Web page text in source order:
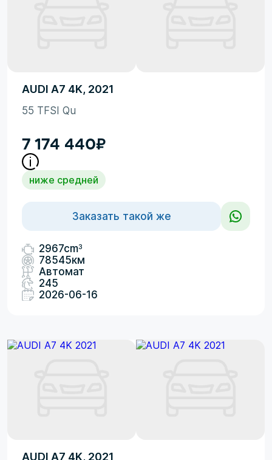
AUDI A7 4K, 2021
55 TFSI Qu
7 174 440₽
ниже средней
Заказать такой же
2967cm3
78545км
Автомат
245
2026-06-16
AUDI A7 4K, 2021